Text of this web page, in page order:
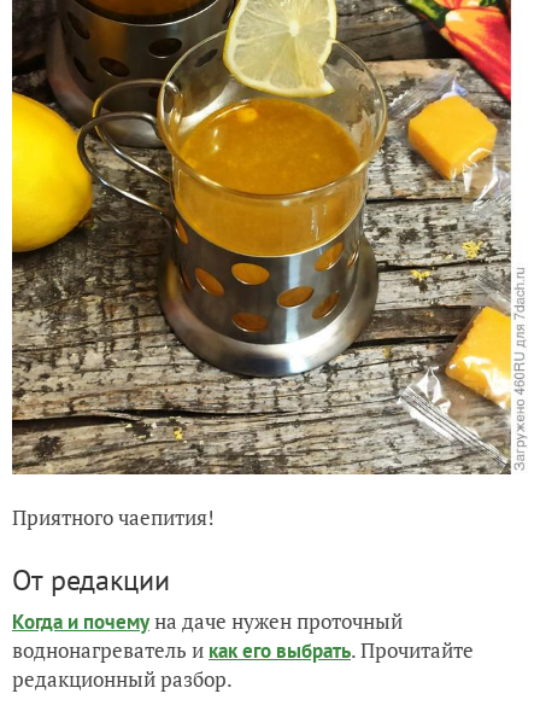
Приятного чаепития!
От редакции
Когда и почемуна даче нужен проточный
воднонагреватель и как его выбрать. Прочитайте
редакционный разбор.